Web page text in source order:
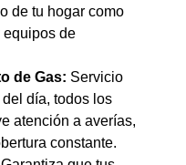
de tu hogar como
equipos de
de Gas: Servicio
día, todos los
atención a averías,
constante.